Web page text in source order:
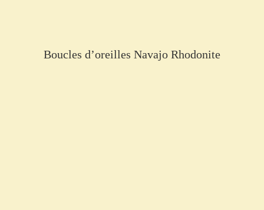
Boucles d’oreilles Navajo Rhodonite
€